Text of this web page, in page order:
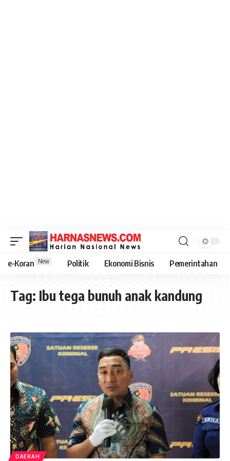
e-Koran New Politik Ekonomi Bisnis Pemerintahan
Tag: Ibu tega bunuh anak kandung
DAERAH